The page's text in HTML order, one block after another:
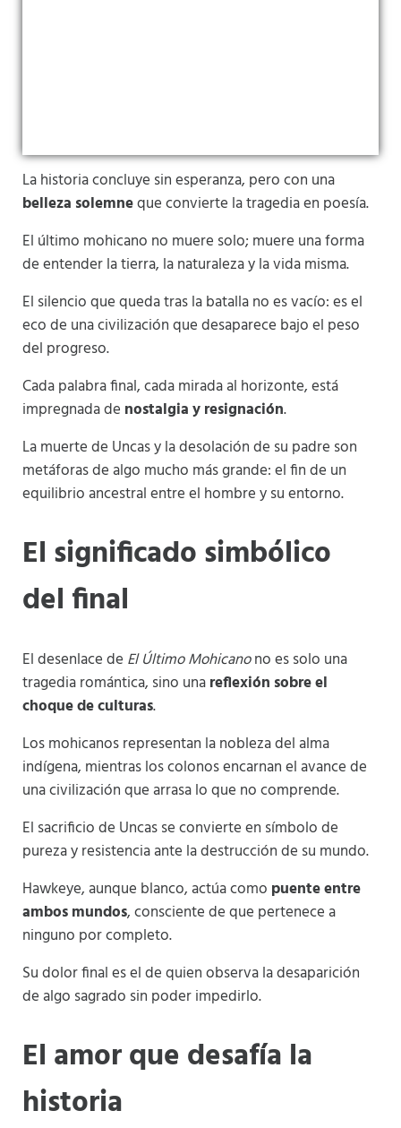
La historia concluye sin esperanza, pero con una
belleza solemneque convierte la tragedia en poesía.
El último mohicano no muere solo; muere una forma
de entender la tierra, la naturaleza y la vida misma.
El silencio que queda tras la batalla no es vacío: es el
eco de una civilización que desaparece bajo el peso
del progreso.
Cada palabra final, cada mirada al horizonte, está
impregnada de nostalgia y resignación.
La muerte de Uncas y la desolación de su padre son
metáforas de algo mucho más grande: el fin de un
equilibrio ancestral entre el hombre y su entorno.
El significado simbólico
del final
El desenlace de El Último Mohicanono es solo una
tragedia romántica, sino unareflexión sobre el
choque de culturas.
Los mohicanos representan la nobleza del alma
indígena, mientras los colonos encarnan el avance de
una civilización que arrasa lo que no comprende.
El sacrificio de Uncas se convierte en símbolo de
pureza y resistencia ante la destrucción de su mundo.
Hawkeye, aunque blanco, actúa como puente entre
ambos mundos, consciente de que pertenece a
ninguno por completo.
Su dolor final es el de quien observa la desaparición
de algo sagrado sin poder impedirlo.
El amor que desafía la
historia